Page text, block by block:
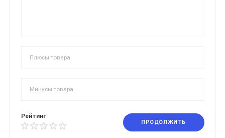
Рейтинг
ПРОДОЛЖИТЬ